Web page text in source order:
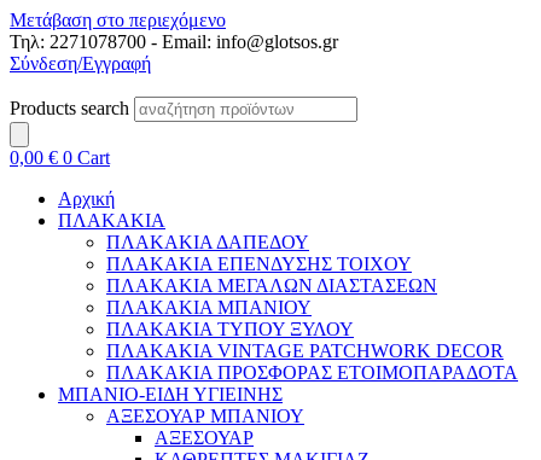
Μετάβαση στο περιεχόμενο
Τηλ: 2271078700 - Email: info@glotsos.gr
Σύνδεση/Εγγραφή
Products search
0,00 € 0 Cart
Αρχική
ΠΛΑΚΑΚΙΑ
ΠΛΑΚΑΚΙΑ ΔΑΠΕΔΟΥ
ΠΛΑΚΑΚΙΑ ΕΠΕΝΔΥΣΗΣ ΤΟΙΧΟΥ
ΠΛΑΚΑΚΙΑ ΜΕΓΑΛΩΝ ΔΙΑΣΤΑΣΕΩΝ
ΠΛΑΚΑΚΙΑ ΜΠΑΝΙΟΥ
ΠΛΑΚΑΚΙΑ ΤΥΠΟΥ ΞΥΛΟΥ
ΠΛΑΚΑΚΙΑ VINTAGE PATCHWORK DECOR
ΠΛΑΚΑΚΙΑ ΠΡΟΣΦΟΡΑΣ ΕΤΟΙΜΟΠΑΡΑΔΟΤΑ
ΜΠΑΝΙΟ-ΕΙΔΗ ΥΓΙΕΙΝΗΣ
ΑΞΕΣΟΥΑΡ ΜΠΑΝΙΟΥ
ΑΞΕΣΟΥΑΡ